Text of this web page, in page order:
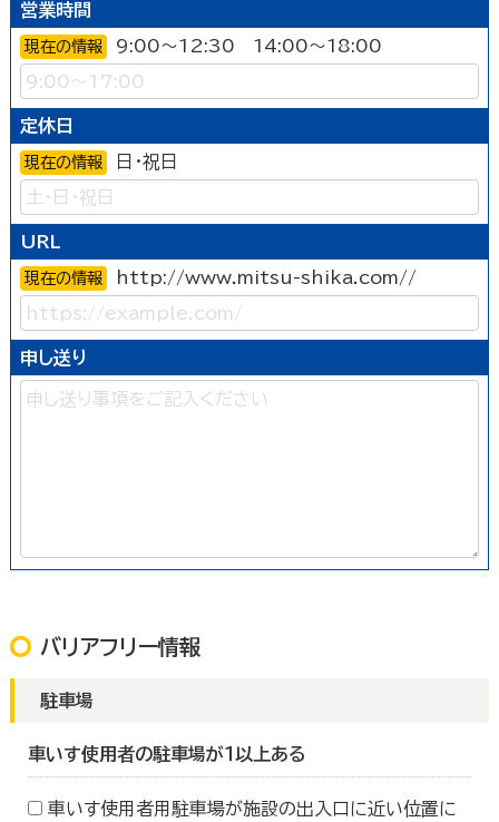
営業時間
現在の情報 9:00～12:30 14:00～18:00
定休日
現在の情報 日・祝日
URL
現在の情報 http://www.mitsu-shika.com//
申し送り
バリアフリー情報
駐車場
車いす使用者の駐車場が１以上ある
車いす使用者用駐車場が施設の出入口に近い位置に